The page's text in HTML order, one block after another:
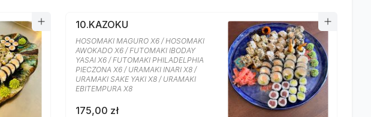
10.KAZOKU
HOSOMAKI MAGURO X6 / HOSOMAKI
AWOKADO X6 / FUTOMAKI IBODAY
YASAI X6 / FUTOMAKI PHILADELPHIA
PIECZONA X6 / URAMAKI INARI X8 /
URAMAKI SAKE YAKI X8 / URAMAKI
EBITEMPURA X8
175,00 zł